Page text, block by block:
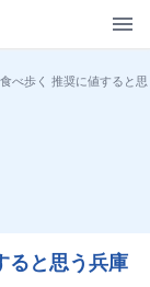
べ歩く 推奨に値すると
ると思う兵庫